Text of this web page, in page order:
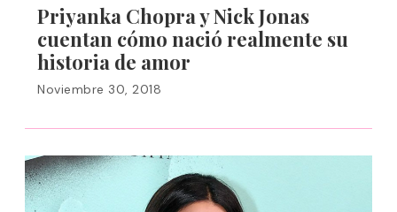
Priyanka Chopra y Nick Jonas
cuentan cómo nació realmente su
historia de amor
Noviembre 30, 2018